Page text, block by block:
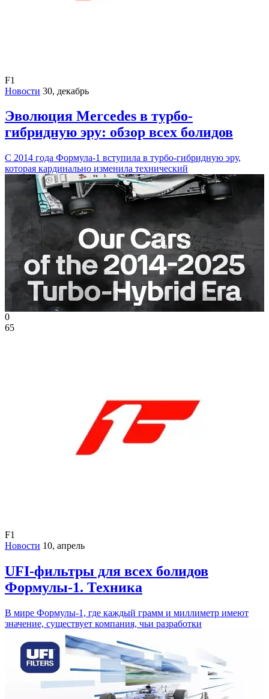
F1
Новости 30, декабрь
Эволюция Mercedes в турбо-
гибридную эру: обзор всех болидов
С 2014 года Формула-1 вступила в турбо-гибридную эру,
которая кардинально изменила технический
0
65
F1
Новости 10, апрель
UFI-фильтры для всех болидов
Формулы-1. Техника
В мире Формулы-1, где каждый грамм и миллиметр имеют
значение, существует компания, чьи разработки